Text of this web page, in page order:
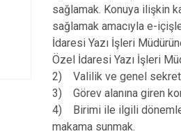
sağlamak. Konuya ilişkin
sağlamak amacıyla e-
İdaresi Yazı İşleri
Özel İdaresi Yazı İşleri
2) Valilik ve genel
3) Görev alanına giren
4) Birimi ile ilgili dönemler
makama sunmak.